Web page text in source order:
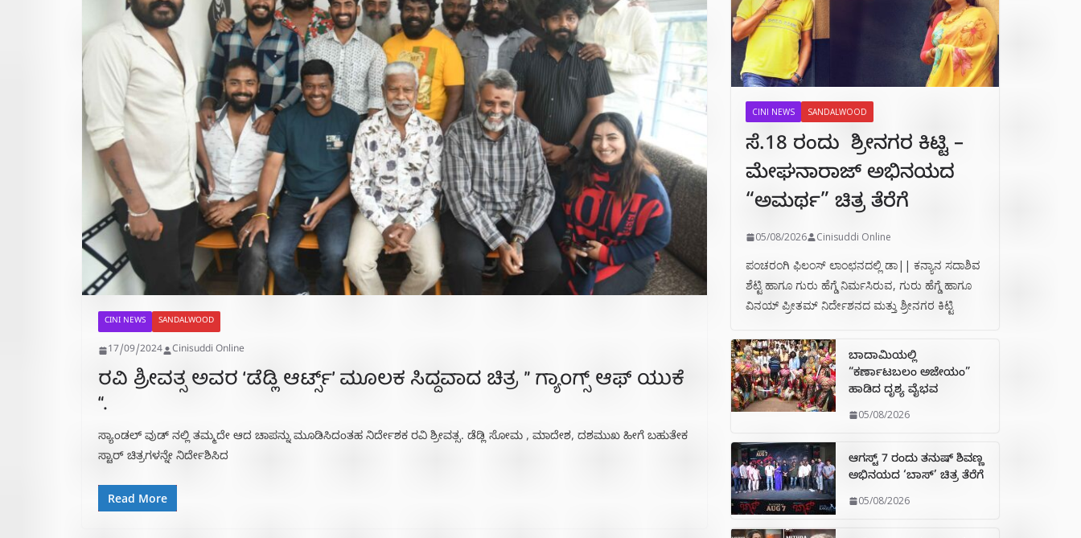
CINI NEWS SANDALWOOD
17/09/2024 Cinisuddi Online
ರವಿ ಶ್ರೀವತ್ಸ ಅವರ ‘ಡೆಡ್ಲಿ ಆರ್ಟ್ಸ್’ ಮೂಲಕ ಸಿದ್ದವಾದ ಚಿತ್ರ ” ಗ್ಯಾಂಗ್ಸ್ ಆಫ್ ಯುಕೆ
“.
ಸ್ಯಾಂಡಲ್ ವುಡ್ ನಲ್ಲಿ ತಮ್ಮದೇ ಆದ ಚಾಪನ್ನು ಮೂಡಿಸಿದಂತಹ ನಿರ್ದೇಶಕ ರವಿ ಶ್ರೀವತ್ಸ. ಡೆಡ್ಲಿ ಸೋಮ , ಮಾದೇಶ, ದಶಮುಖ ಹೀಗೆ ಬಹುತೇಕ
ಸ್ಟಾರ್ ಚಿತ್ರಗಳನ್ನೇ ನಿರ್ದೇಶಿಸಿದ
Read More
CINI NEWS SANDALWOOD
ಸೆ.18 ರಂದು ಶ್ರೀನಗರ ಕಿಟ್ಟಿ –
ಮೇಘನಾರಾಜ್ ಅಭಿನಯದ
“ಅಮರ್ಥ” ಚಿತ್ರ ತೆರೆಗೆ
05/08/2026 Cinisuddi Online
ಪಂಚರಂಗಿ ಫಿಲಂಸ್ ಲಾಂಛನದಲ್ಲಿ ಡಾ|| ಕನ್ಯಾನ ಸದಾಶಿವ
ಶೆಟ್ಟಿ ಹಾಗೂ ಗುರು ಹೆಗ್ಡೆ ನಿರ್ಮಸಿರುವ, ಗುರು ಹೆಗ್ಡೆ ಹಾಗೂ
ವಿನಯ್ ಪ್ರೀತಮ್ ನಿರ್ದೇಶನದ ಮತ್ತು ಶ್ರೀನಗರ ಕಿಟ್ಟಿ
ಬಾದಾಮಿಯಲ್ಲಿ
“ಕರ್ಣಾಟಬಲಂ ಅಜೇಯಂ”
ಹಾಡಿದ ದೃಶ್ಯ ವೈಭವ
05/08/2026
ಆಗಸ್ಟ್ 7 ರಂದು ತನುಷ್ ಶಿವಣ್ಣ
ಅಭಿನಯದ ‘ಬಾಸ್’ ಚಿತ್ರ ತೆರೆಗೆ
05/08/2026